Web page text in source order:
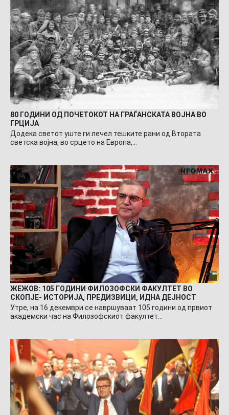
80 ГОДИНИ ОД ПОЧЕТОКОТ НА ГРАЃАНСКАТА ВОЈНА ВО
ГРЦИЈА
Додека светот уште ги лечел тешките рани од Втората
светска војна, во срцето на Европа,…
ЖЕЖОВ: 105 ГОДИНИ ФИЛОЗОФСКИ ФАКУЛТЕТ ВО
СКОПЈЕ- ИСТОРИЈА, ПРЕДИЗВИЦИ, ИДНА ДЕЈНОСТ
Утре, на 16 декември се навршуваат 105 години од првиот
академски час на Филозофскиот факултет…